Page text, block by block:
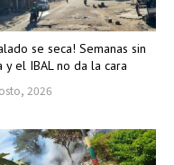
se seca! Semanas sin
y el IBAL no da la cara
2026